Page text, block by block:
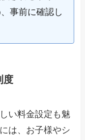
事前に確認し
度
い料金設定も魅
は、お子様やシ